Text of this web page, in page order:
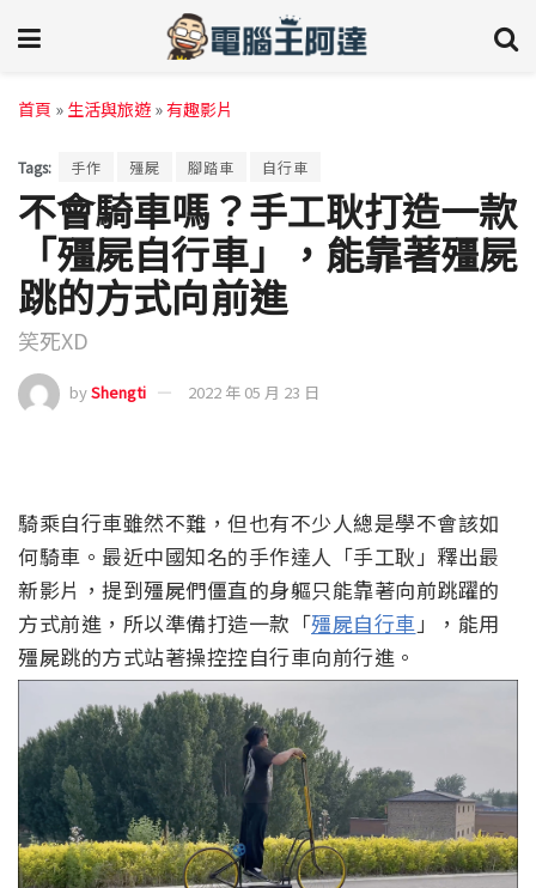
首頁 » 生活與旅遊 »有趣影片
Tags: 手作 殭屍 腳踏車 自行車
不會騎車嗎？手工耿打造一款
「殭屍自行車」，能靠著殭屍
跳的方式向前進
笑死XD
byShengti 2022 年 05 月 23 日
騎乘自行車雖然不難，但也有不少人總是學不會該如
何騎車。最近中國知名的手作達人「手工耿」釋出最
新影片，提到殭屍們僵直的身軀只能靠著向前跳躍的
方式前進，所以準備打造一款「殭屍自行車」，能用
殭屍跳的方式站著操控控自行車向前行進。